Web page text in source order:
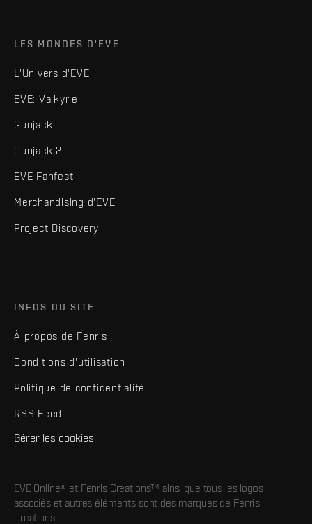
LES MONDES D'EVE
L'Univers d'EVE
EVE: Valkyrie
Gunjack
Gunjack 2
EVE Fanfest
Merchandising d'EVE
Project Discovery
INFOS DU SITE
À propos de Fenris
Conditions d'utilisation
Politique de confidentialité
RSS Feed
Gérer les cookies
EVE Online® et Fenris Creations™ ainsi que tous les logos
associés et autres éléments sont des marques de Fenris
Creations.